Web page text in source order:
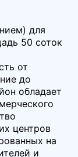
для
50 соток
от
до
обладает
центров
на
и